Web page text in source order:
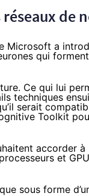
de
Microsoft a
qui
Ce qui lui
techniques
serait
Toolkit
accorder
et
sous forme